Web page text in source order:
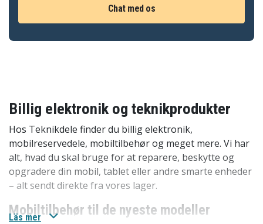
Chat med os
Billig elektronik og teknikprodukter
Hos Teknikdele finder du billig elektronik,
mobilreservedele, mobiltilbehør og meget mere. Vi har
alt, hvad du skal bruge for at reparere, beskytte og
opgradere din mobil, tablet eller andre smarte enheder
– alt sendt direkte fra vores lager.
Mobiltilbehør til de nyeste modeller
Läs mer